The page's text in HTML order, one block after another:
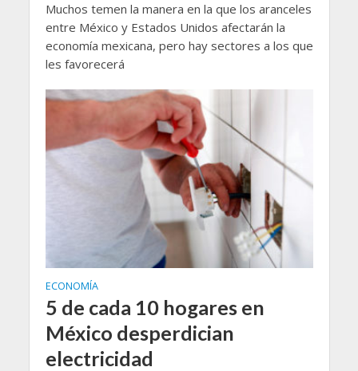
Muchos temen la manera en la que los aranceles
entre México y Estados Unidos afectarán la
economía mexicana, pero hay sectores a los que
les favorecerá
ECONOMÍA
5 de cada 10 hogares en
México desperdician
electricidad